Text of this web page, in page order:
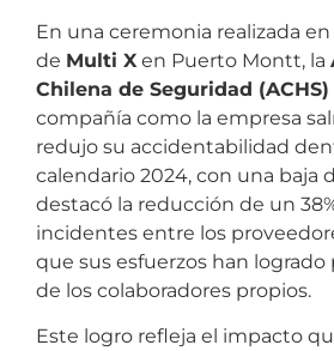
En una ceremonia realizada
de Multi X en Puerto Montt, la
Chilena de Seguridad (ACHS)
compañía como la empresa
redujo su accidentabilidad
calendario 2024, con una baja
destacó la reducción de un
incidentes entre los
que sus esfuerzos han logrado
de los colaboradores propios.
Este logro refleja el impacto